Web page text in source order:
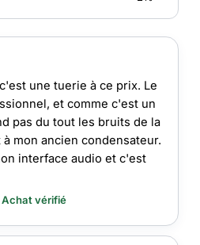
une tuerie à ce prix. Le
et comme c'est un
pas du tout les bruits de la
mon ancien condensateur.
interface audio et c'est
Achat vérifié